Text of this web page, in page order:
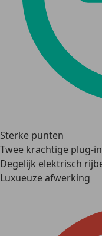
Sterke punten
Twee krachtige plug-
Degelijk elektrisch
Luxueuze afwerking